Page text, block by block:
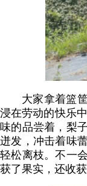
大家拿着篮
浸在劳动的快乐
味的品尝着，梨
迸发，冲击着味
轻松离枝。不一
获了果实，还收